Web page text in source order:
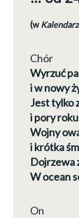
(w
Chór
Wyrzuć
i w nowy
Jest tylko
i pory
Wojny
i krótka
Dojrzewa
W ocean
On